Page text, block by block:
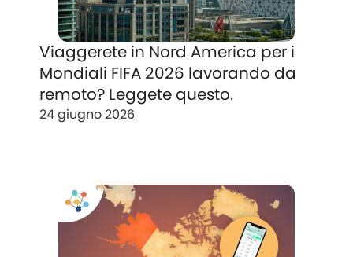
Viaggerete in Nord America per i
Mondiali FIFA 2026 lavorando da
remoto? Leggete questo.
24 giugno 2026